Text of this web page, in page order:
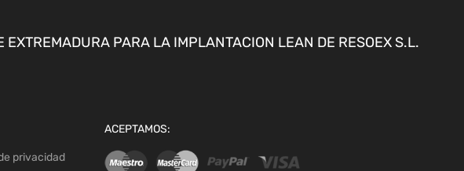
PARA LA IMPLANTACION LEAN DE RESOEX S.L.
privacidad
ACEPTAMOS: